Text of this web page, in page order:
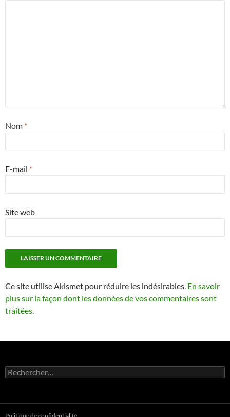
Nom *
E-mail *
Site web
Ce site utilise Akismet pour réduire les indésirables. En savoir
plus sur la façon dont les données de vos commentaires sont
traitées
Rechercher :